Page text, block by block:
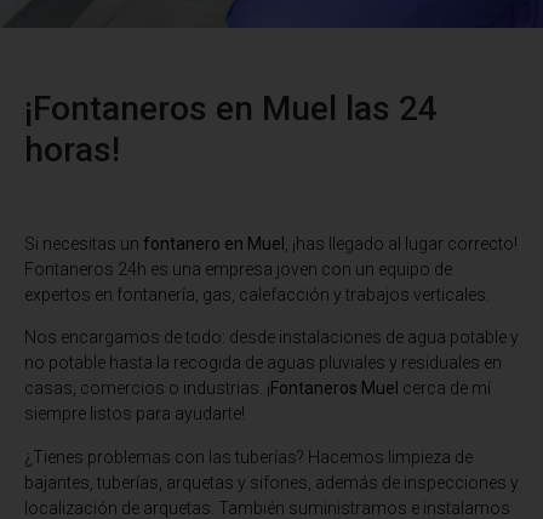
¡Fontaneros en Muel las 24
horas!
Si necesitas un fontanero en Muel
, ¡has llegado al lugar correcto!
Fontaneros 24h es una empresa joven con un equipo de
expertos en fontanería, gas, calefacción y trabajos verticales.
Nos encargamos de todo: desde instalaciones de agua potable y
no potable hasta la recogida de aguas pluviales y residuales en
casas, comercios o industrias. ¡Fontaneros Muel cerca de mí
siempre listos para ayudarte!
¿Tienes problemas con las tuberías? Hacemos limpieza de
bajantes, tuberías, arquetas y sifones, además de inspecciones y
localización de arquetas. También suministramos e instalamos